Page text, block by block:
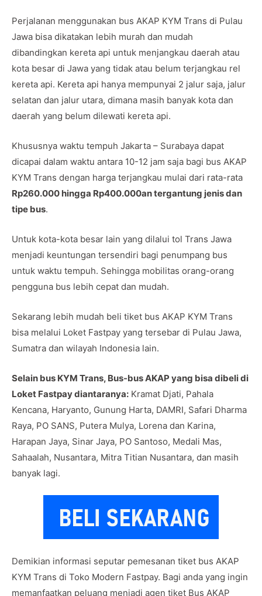
Perjalanan menggunakan bus AKAP KYM Trans di Pulau
Jawa bisa dikatakan lebih murah dan mudah
dibandingkan kereta api untuk menjangkau daerah atau
kota besar di Jawa yang tidak atau belum terjangkau rel
kereta api. Kereta api hanya mempunyai 2 jalur saja, jalur
selatan dan jalur utara, dimana masih banyak kota dan
daerah yang belum dilewati kereta api.
Khususnya waktu tempuh Jakarta – Surabaya dapat
dicapai dalam waktu antara 10-12 jam saja bagi bus AKAP
KYM Trans dengan harga terjangkau mulai dari rata-rata
Rp260.000 hingga Rp400.000an tergantung jenis dan
tipe bus.
Untuk kota-kota besar lain yang dilalui tol Trans Jawa
menjadi keuntungan tersendiri bagi penumpang bus
untuk waktu tempuh. Sehingga mobilitas orang-orang
pengguna bus lebih cepat dan mudah.
Sekarang lebih mudah beli tiket bus AKAP KYM Trans
bisa melalui Loket Fastpay yang tersebar di Pulau Jawa,
Sumatra dan wilayah Indonesia lain.
Selain bus KYM Trans, Bus-bus AKAP yang bisa dibeli di
Loket Fastpay diantaranya: Kramat Djati, Pahala
Kencana, Haryanto, Gunung Harta, DAMRI, Safari Dharma
Raya, PO SANS, Putera Mulya, Lorena dan Karina,
Harapan Jaya, Sinar Jaya, PO Santoso, Medali Mas,
Sahaalah, Nusantara, Mitra Titian Nusantara, dan masih
banyak lagi.
Demikian informasi seputar pemesanan tiket bus AKAP
KYM Trans di Toko Modern Fastpay. Bagi anda yang ingin
memanfaatkan peluang menjadi agen tiket Bus AKAP